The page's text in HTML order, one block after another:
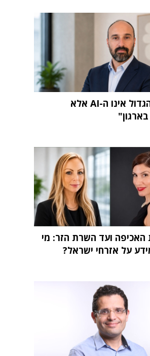
"האתגר הגדול אינו ה-AI אלא
האכיפה ועד השרת הזר: מי
על אזרחי ישראל?